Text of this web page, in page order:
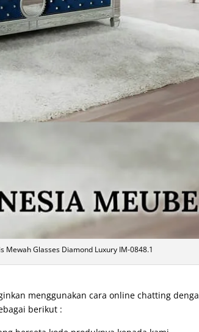
Mewah Glasses Diamond Luxury IM-0848.1
menggunakan cara online chatting
berikut :